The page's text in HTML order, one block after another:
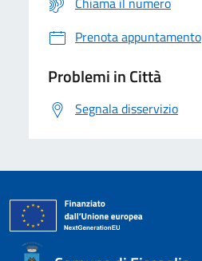
Prenota appuntamento
Problemi in Città
Segnala disservizio